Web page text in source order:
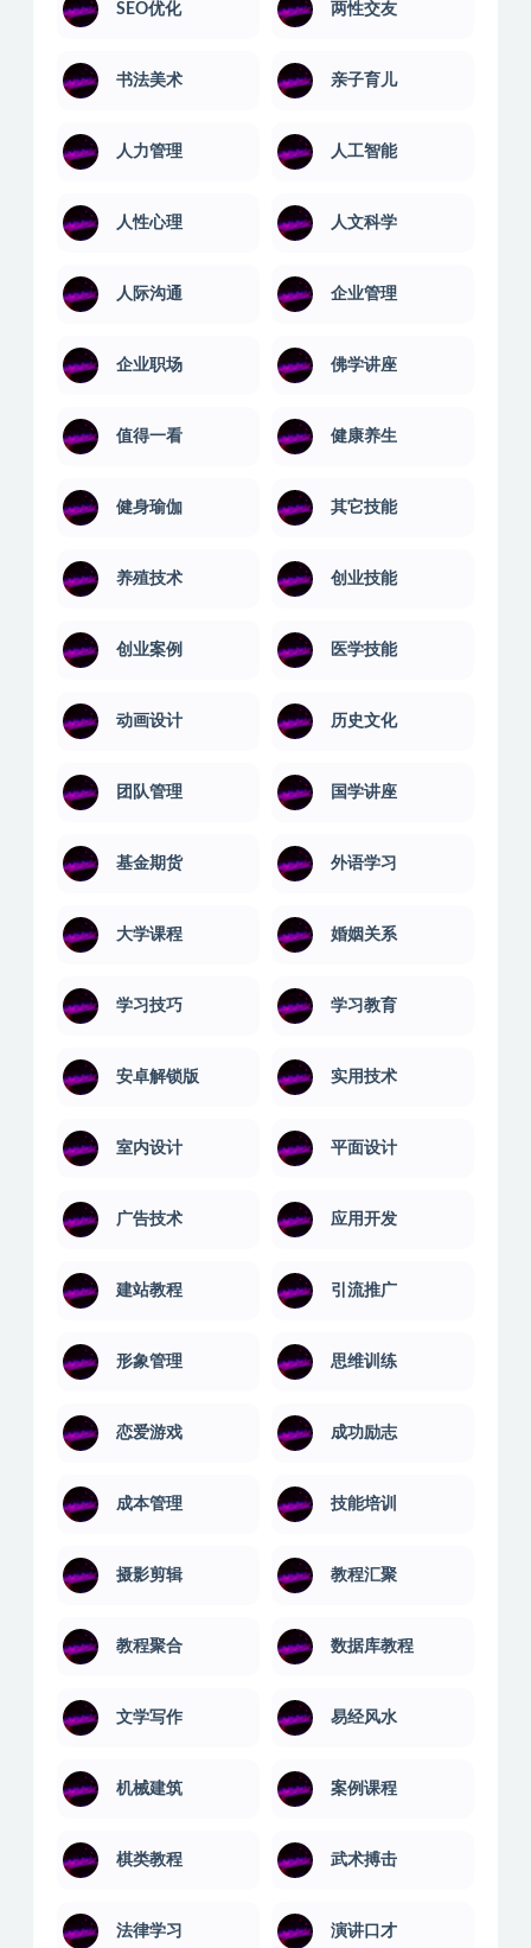
SEO优化 两性交友
书法美术 亲子育儿
人力管理 人工智能
人性心理 人文科学
人际沟通 企业管理
企业职场 佛学讲座
值得一看 健康养生
健身瑜伽 其它技能
养殖技术 创业技能
创业案例 医学技能
动画设计 历史文化
团队管理 国学讲座
基金期货 外语学习
大学课程 婚姻关系
学习技巧 学习教育
安卓解锁版 实用技术
室内设计 平面设计
广告技术 应用开发
建站教程 引流推广
形象管理 思维训练
恋爱游戏 成功励志
成本管理 技能培训
摄影剪辑 教程汇聚
教程聚合 数据库教程
文学写作 易经风水
机械建筑 案例课程
棋类教程 武术搏击
法律学习 演讲口才